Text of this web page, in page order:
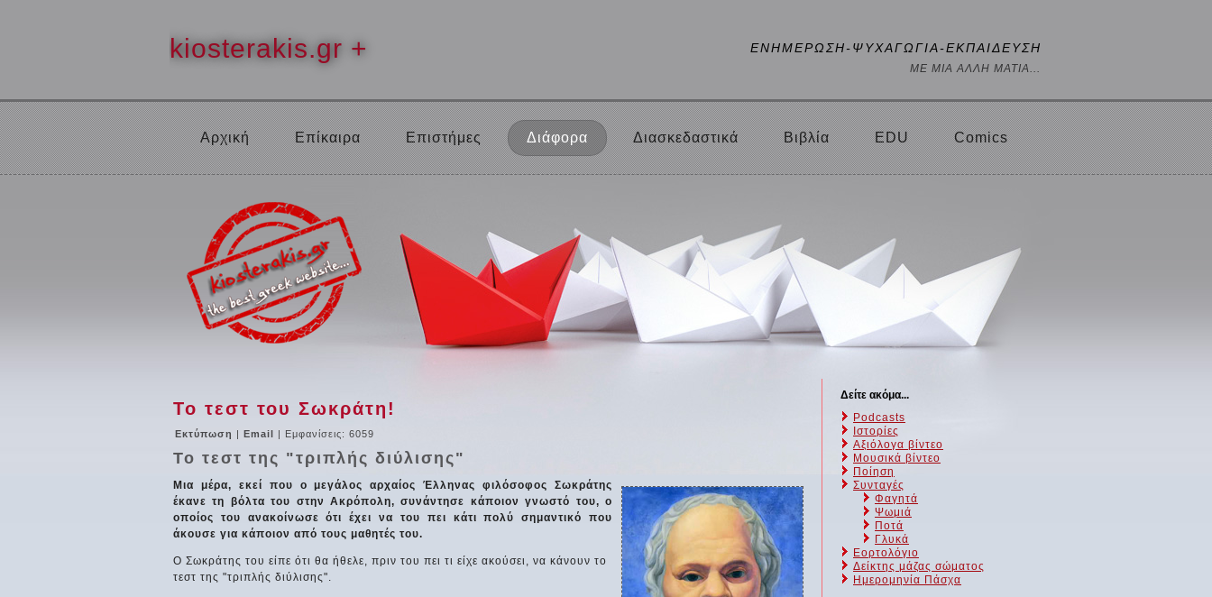
kiosterakis.gr + ΕΝΗΜΕΡΩΣΗ-ΨΥΧΑΓΩΓΙΑ-ΕΚΠΑΙΔΕΥΣΗ
ΜΕ ΜΙΑ ΑΛΛΗ ΜΑΤΙΑ...
Αρχική Επίκαιρα Επιστήμες Διάφορα Διασκεδαστικά Βιβλία EDU Comics
Το τεστ του Σωκράτη!
Εκτύπωση | Email | Εμφανίσεις: 6059
Το τεστ της "τριπλής διύλισης"
Μια μέρα, εκεί που ο μεγάλος αρχαίος Έλληνας φιλόσοφος Σωκράτης
έκανε τη βόλτα του στην Ακρόπολη, συνάντησε κάποιον γνωστό του, ο
οποίος του ανακοίνωσε ότι έχει να του πει κάτι πολύ σημαντικό που
άκουσε για κάποιον από τους μαθητές του.
Ο Σωκράτης του είπε ότι θα ήθελε, πριν του πει τι είχε ακούσει, να κάνουν το
τεστ της "τριπλής διύλισης".
Δείτε ακόμα...
Podcasts
Ιστορίες
Αξιόλογα βίντεο
Μουσικά βίντεο
Ποίηση
Συνταγές
Φαγητά
Ψωμιά
Ποτά
Γλυκά
Εορτολόγιο
Δείκτης μάζας σώματος
Ημερομηνία Πάσχα